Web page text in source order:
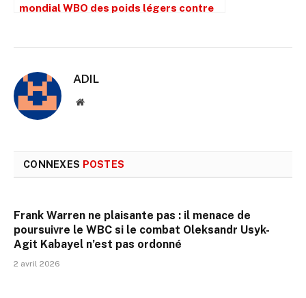
mondial WBO des poids légers contre
ADIL
Site
CONNEXES POSTES
Frank Warren ne plaisante pas : il menace de
poursuivre le WBC si le combat Oleksandr Usyk-
Agit Kabayel n’est pas ordonné
2 avril 2026